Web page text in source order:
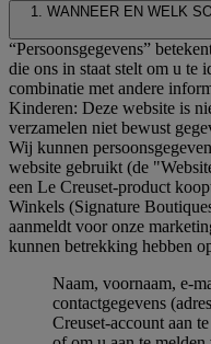
1. WANNEER EN WELK
“Persoonsgegevens”
die ons in staat stelt om u te
combinatie met andere
Kinderen: Deze website is
verzamelen niet bewust
Wij kunnen
website gebruikt (de
een Le Creuset-product
Winkels (Signature
aanmeldt voor onze
kunnen betrekking hebben
Naam, voornaam, e-
contactgegevens
Creuset-account aan